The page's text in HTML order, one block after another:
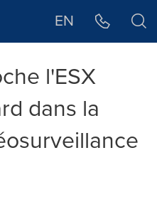
EN
l'ESX
dans la